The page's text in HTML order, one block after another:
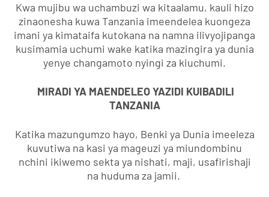
Kwa mujibu wa uchambuzi wa kitaalamu, kauli hizo
zinaonesha kuwa Tanzania imeendelea kuongeza
imani ya kimataifa kutokana na namna ilivyojipanga
kusimamia uchumi wake katika mazingira ya dunia
yenye changamoto nyingi za kiuchumi.
MIRADI YA MAENDELEO YAZIDI KUIBADILI
TANZANIA
Katika mazungumzo hayo, Benki ya Dunia imeeleza
kuvutiwa na kasi ya mageuzi ya miundombinu
nchini ikiwemo sekta ya nishati, maji, usafirishaji
na huduma za jamii.